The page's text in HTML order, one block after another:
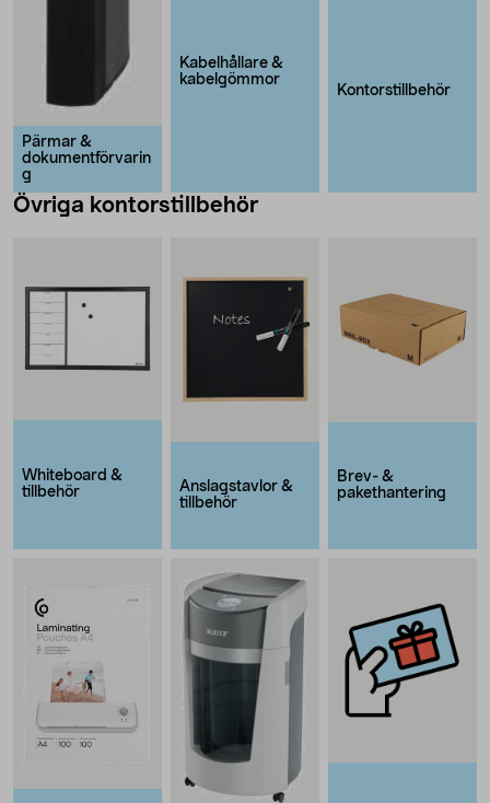
Pärmar &
dokumentförvarin
g
Kabelhållare &
kabelgömmor
Kontorstillbehör
Övriga kontorstillbehör
Whiteboard &
tillbehör
Anslagstavlor &
tillbehör
Brev- &
pakethantering